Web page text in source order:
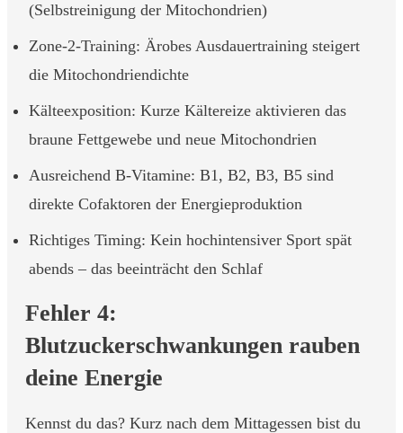
(Selbstreinigung der Mitochondrien)
Zone-2-Training: Ärobes Ausdauertraining steigert
die Mitochondriendichte
Kälteexposition: Kurze Kältereize aktivieren das
braune Fettgewebe und neue Mitochondrien
Ausreichend B-Vitamine: B1, B2, B3, B5 sind
direkte Cofaktoren der Energieproduktion
Richtiges Timing: Kein hochintensiver Sport spät
abends – das beeinträcht den Schlaf
Fehler 4:
Blutzuckerschwankungen rauben
deine Energie
Kennst du das? Kurz nach dem Mittagessen bist du